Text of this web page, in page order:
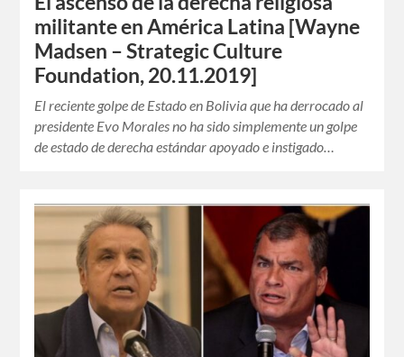
militante en América Latina [Wayne
Madsen – Strategic Culture
Foundation, 20.11.2019]
El reciente golpe de Estado en Bolivia que ha derrocado al
presidente Evo Morales no ha sido simplemente un golpe
de estado de derecha estándar apoyado e instigado…